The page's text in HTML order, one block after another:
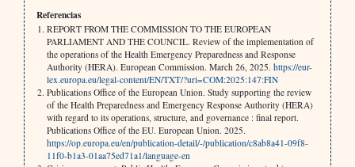
Referencias
REPORT FROM THE COMMISSION TO THE EUROPEAN
PARLIAMENT AND THE COUNCIL. Review of the implementation of
the operations of the Health Emergency Preparedness and Response
Authority (HERA). European Commission. March 26, 2025. https://eur-
lex.europa.eu/legal-content/EN/TXT/?uri=COM:2025:147:FIN
Publications Office of the European Union. Study supporting the review
of the Health Preparedness and Emergency Response Authority (HERA)
with regard to its operations, structure, and governance : final report.
Publications Office of the EU. European Union. 2025.
https://op.europa.eu/en/publication-detail/-/publication/c8ab8a41-09f8-
11f0-b1a3-01aa75ed71a1/language-en